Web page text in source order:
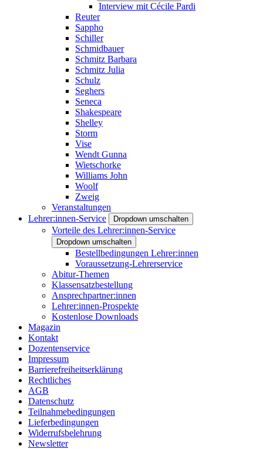
Interview mit Cécile Pardi
Reuter
Sappho
Schiller
Schmidbauer
Schmitz Barbara
Schmitz Julia
Schulz
Seghers
Seneca
Shakespeare
Shelley
Storm
Vise
Wendt Gunna
Wietschorke
Williams John
Woolf
Zweig
Veranstaltungen
Lehrer:innen-Service
Dropdown umschalten
Vorteile des Lehrer:innen-Service
Dropdown umschalten
Bestellbedingungen Lehrer:innen
Voraussetzung-Lehrerservice
Abitur-Themen
Klassensatzbestellung
Ansprechpartner:innen
Lehrer:innen-Prospekte
Kostenlose Downloads
Magazin
Kontakt
Dozentenservice
Impressum
Barrierefreiheitserklärung
Rechtliches
AGB
Datenschutz
Teilnahmebedingungen
Lieferbedingungen
Widerrufsbelehrung
Newsletter